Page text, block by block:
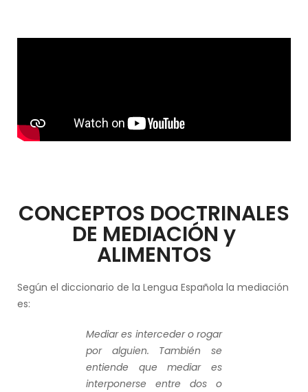
CONCEPTOS DOCTRINALES
DE MEDIACIÓN y
ALIMENTOS
Según el diccionario de la Lengua Española la mediación
es:
Mediar es interceder o rogar
por alguien. También se
entiende que mediar es
interponerse entre dos o